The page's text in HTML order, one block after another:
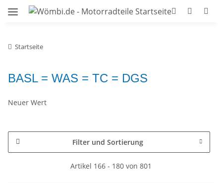
Startseite
BASL = WAS = TC = DGS
Neuer Wert
Filter und Sortierung
Artikel 166 - 180 von 801